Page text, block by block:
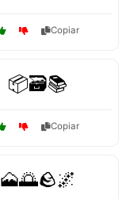
Copiar
📦🗃️📚
Copiar
🗻🌅🪨🌌